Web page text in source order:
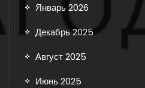
Январь 2026
Декабрь 2025
Август 2025
Июнь 2025